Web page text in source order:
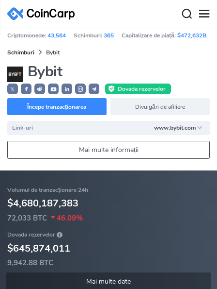
Criptomonede:43,564 Schimburi:365 Capitalizare de piață:$472,632B
Schimburi Bybit
Bybit
𝕏 Dovada rezervelor
Începe tranzacționarea Divulgări de afiliere
Link-uri www.bybit.com
Mai multe informații
Volumul de tranzacționare 24h
$4,680,187,383
72,033 BTC 46.09%
Dovada rezervelor
$645,874,011
9,942.88 BTC
Mai multe date